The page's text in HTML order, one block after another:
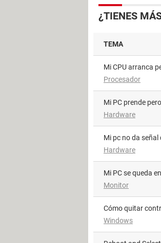
¿TIENES
TEMA
Mi CPU arranca
Procesador
Mi PC prende
Hardware
mi pc no da
Hardware
Mi PC se queda
Monitor
Cómo quitar
Windows